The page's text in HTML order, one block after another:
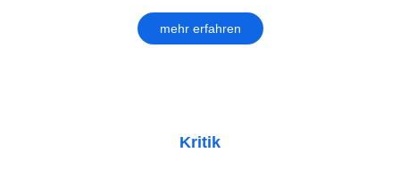
mehr erfahren
Kritik